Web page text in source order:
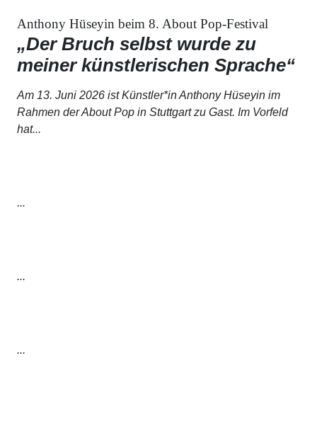
Anthony Hüseyin beim 8. About Pop-Festival
„Der Bruch selbst wurde zu
meiner künstlerischen Sprache“
Am 13. Juni 2026 ist Künstler*in Anthony Hüseyin im
Rahmen derAbout Pop in Stuttgart zu Gast. Im Vorfeld
hat...
...
...
...